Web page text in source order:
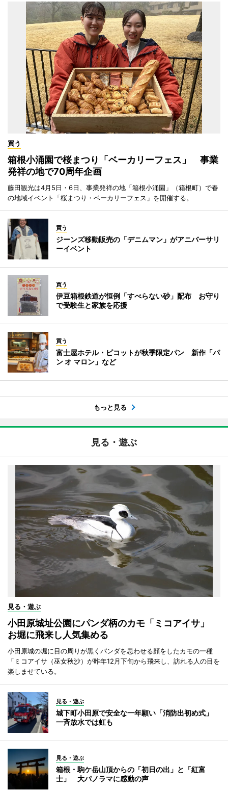
買う
箱根小涌園で桜まつり「ベーカリーフェス」 事業
発祥の地で70周年企画
藤田観光は4月5日・6日、事業発祥の地「箱根小涌園」（箱根町）で春
の地域イベント「桜まつり・ベーカリーフェス」を開催する。
買う
ジーンズ移動販売の「デニムマン」がアニバーサリ
ーイベント
買う
伊豆箱根鉄道が恒例「すべらない砂」配布 お守り
で受験生と家族を応援
買う
富士屋ホテル・ピコットが秋季限定パン 新作「パ
ン オ マロン」など
もっと見る
見る・遊ぶ
見る・遊ぶ
小田原城址公園にパンダ柄のカモ「ミコアイサ」
お堀に飛来し人気集める
小田原城の堀に目の周りが黒くパンダを思わせる顔をしたカモの一種
「ミコアイサ（巫女秋沙）が昨年12月下旬から飛来し、訪れる人の目を
楽しませている。
見る・遊ぶ
城下町小田原で安全な一年願い「消防出初め式」
一斉放水では虹も
見る・遊ぶ
箱根・駒ケ岳山頂からの「初日の出」と「紅富
士」 大パノラマに感動の声